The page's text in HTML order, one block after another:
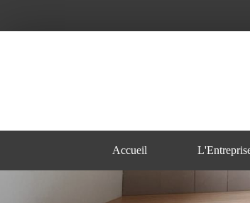
Accueil